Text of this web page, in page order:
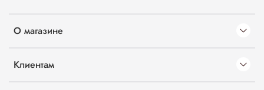
О магазине
Клиентам